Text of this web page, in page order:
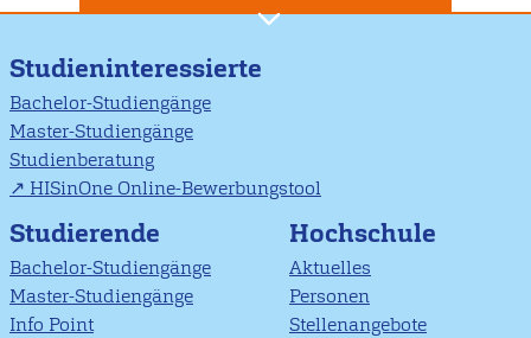
Studieninteressierte
Bachelor-Studiengänge
Master-Studiengänge
Studienberatung
HISinOne Online-Bewerbungstool
Studierende
Bachelor-Studiengänge
Master-Studiengänge
Info Point
Hochschule
Aktuelles
Personen
Stellenangebote